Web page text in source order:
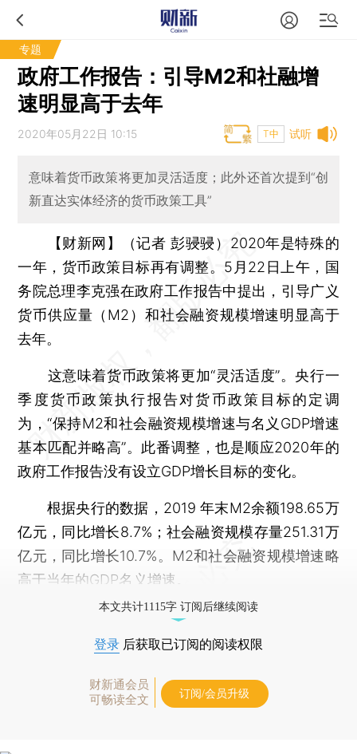
专题
政府工作报告：引导M2和社融增
速明显高于去年
试听
2020年05月22日 10:15 T中
意味着货币政策将更加灵活适度；此外还首次提到“创
新直达实体经济的货币政策工具”
【财新网】（记者 彭骎骎） 2020年是特殊的
一年，货币政策目标再有调整。5月22日上午，国
务院总理李克强在政府工作报告中提出，引导广义
货币供应量（M2）和社会融资规模增速明显高于
去年。
这意味着货币政策将更加“灵活适度”。央行一
季度货币政策执行报告对货币政策目标的定调
为，“保持M2和社会融资规模增速与名义GDP增速
基本匹配并略高”。此番调整，也是顺应2020年的
政府工作报告没有设立GDP增长目标的变化。
根据央行的数据，2019 年末M2余额198.65万
亿元，同比增长8.7%；社会融资规模存量251.31万
亿元，同比增长10.7%。M2和社会融资规模增速略
高于当年的GDP名义增速。
本文共计1115字 订阅后继续阅读
登录 后获取已订阅的阅读权限
财新通会员
可畅读全文
订阅/会员升级